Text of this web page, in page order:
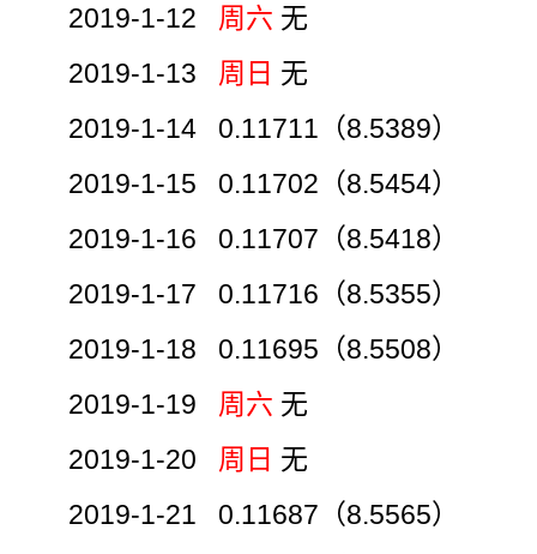
2019-1-12 周六 无
2019-1-13 周日 无
2019-1-14 0.11711（8.5389）
2019-1-15 0.11702（8.5454）
2019-1-16 0.11707（8.5418）
2019-1-17 0.11716（8.5355）
2019-1-18 0.11695（8.5508）
2019-1-19 周六 无
2019-1-20 周日 无
2019-1-21 0.11687（8.5565）